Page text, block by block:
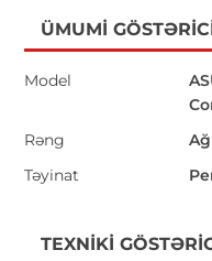
ÜMUMI
Model
Rəng
Ağ
Təyinat
TEXNIKI